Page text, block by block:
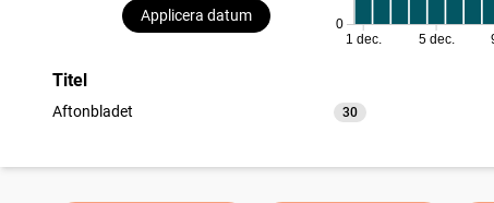
Applicera datum
0
1 dec. 5 dec.
Titel
Aftonbladet 30
träffar